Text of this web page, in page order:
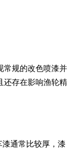
常规的改色喷漆并
还存在影响渔轮精
通常比较厚，漆